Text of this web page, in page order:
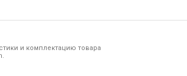
и комплектацию товара